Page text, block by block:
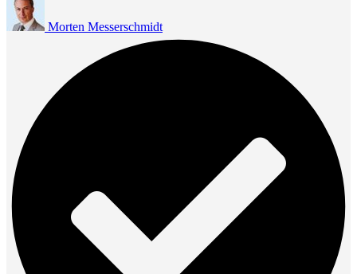
Morten Messerschmidt